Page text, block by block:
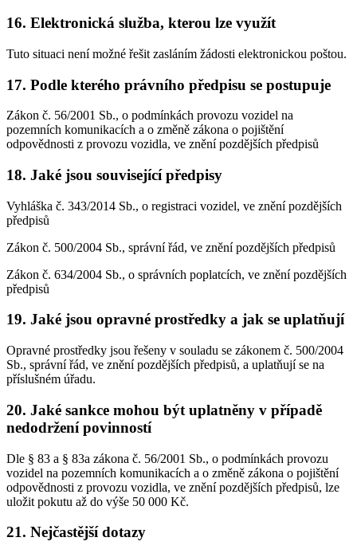
16. Elektronická služba, kterou lze využít
Tuto situaci není možné řešit zasláním žádosti elektronickou poštou.
17. Podle kterého právního předpisu se postupuje
Zákon č. 56/2001 Sb., o podmínkách provozu vozidel na
pozemních komunikacích a o změně zákona o pojištění
odpovědnosti z provozu vozidla, ve znění pozdějších předpisů
18. Jaké jsou související předpisy
Vyhláška č. 343/2014 Sb., o registraci vozidel, ve znění pozdějších
předpisů
Zákon č. 500/2004 Sb., správní řád, ve znění pozdějších předpisů
Zákon č. 634/2004 Sb., o správních poplatcích, ve znění pozdějších
předpisů
19. Jaké jsou opravné prostředky a jak se uplatňují
Opravné prostředky jsou řešeny v souladu se zákonem č. 500/2004
Sb., správní řád, ve znění pozdějších předpisů, a uplatňují se na
příslušném úřadu.
20. Jaké sankce mohou být uplatněny v případě
nedodržení povinností
Dle § 83 a § 83a zákona č. 56/2001 Sb., o podmínkách provozu
vozidel na pozemních komunikacích a o změně zákona o pojištění
odpovědnosti z provozu vozidla, ve znění pozdějších předpisů, lze
uložit pokutu až do výše 50 000 Kč.
21. Nejčastější dotazy